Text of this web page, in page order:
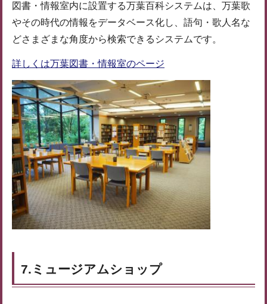
図書・情報室内に設置する万葉百科システムは、万葉歌
やその時代の情報をデータベース化し、語句・歌人名な
どさまざまな角度から検索できるシステムです。
詳しくは万葉図書・情報室のページ
7.ミュージアムショップ